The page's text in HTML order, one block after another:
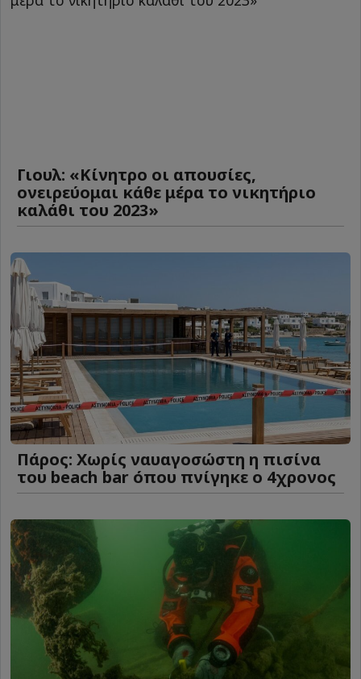
Γιουλ: «Κίνητρο οι απουσίες,
ονειρεύομαι κάθε μέρα το νικητήριο
καλάθι του 2023»
Πάρος: Χωρίς ναυαγοσώστη η πισίνα
του beach bar όπου πνίγηκε ο 4χρονος